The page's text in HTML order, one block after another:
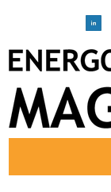
menu